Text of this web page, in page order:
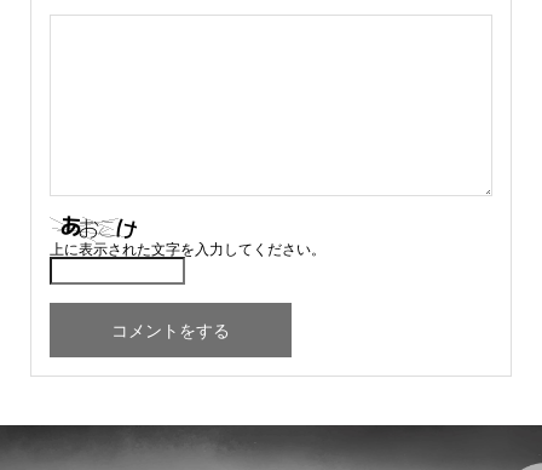
上に表示された文字を入力してください。